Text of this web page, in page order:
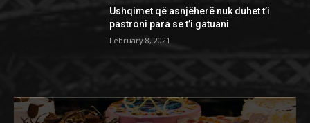
Ushqimet që asnjëherë nuk duhet t’i
pastroni para se t’i gatuani
February 8, 2021